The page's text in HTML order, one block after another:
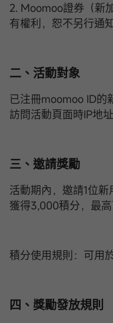
2. Moomoo證券（新
有權利，恕不另行通
二、活動對象
已注冊moomoo ID的
訪問活動頁面時IP地
三、邀請獎勵
活動期內，邀請1位
獲得3,000積分，最
積分使用規則：可用
四、獎勵發放規則